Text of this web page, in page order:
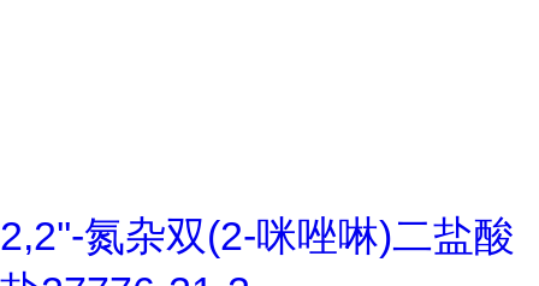
2,2''-氮杂双(2-咪唑啉)二盐酸